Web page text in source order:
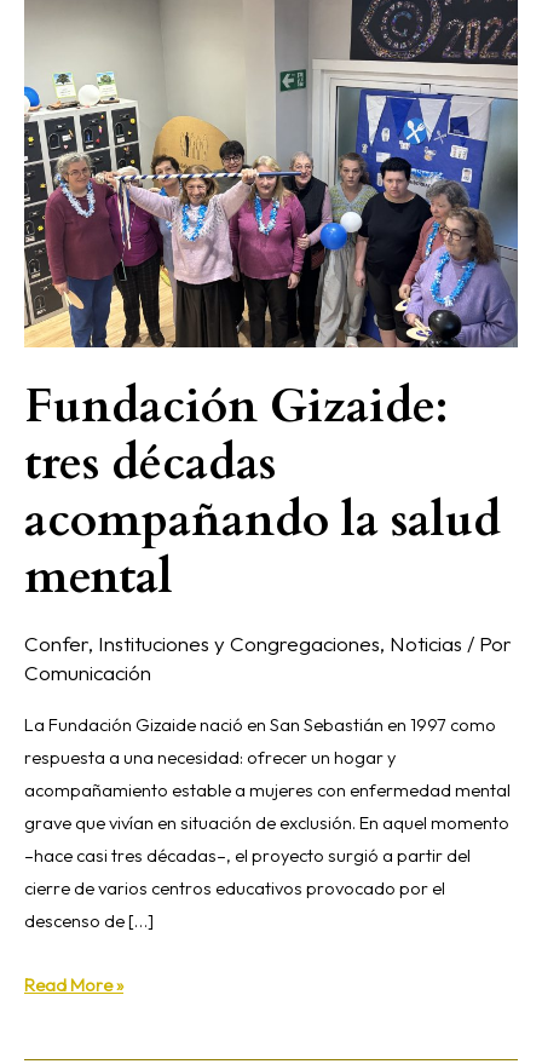
Fundación Gizaide:
tres décadas
acompañando la salud
mental
Confer, Instituciones y Congregaciones, Noticias / Por
Comunicación
La Fundación Gizaide nació en San Sebastián en 1997 como
respuesta a una necesidad: ofrecer un hogar y
acompañamiento estable a mujeres con enfermedad mental
grave que vivían en situación de exclusión. En aquel momento
–hace casi tres décadas–, el proyecto surgió a partir del
cierre de varios centros educativos provocado por el
descenso de […]
décadas
acompañando
la
salud
mental
Read More »